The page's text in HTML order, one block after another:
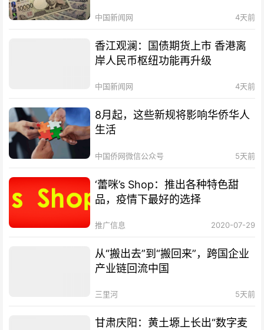
中国新闻网 4天前
香江观澜：国债期货上市 香港离
岸人民币枢纽功能再升级
中国新闻网 4天前
8月起，这些新规将影响华侨华人
生活
中国侨网微信公众号 5天前
‘蕾咪’s Shop：推出各种特色甜
品，疫情下最好的选择
推广信息 2020-07-29
从“搬出去”到“搬回来”，跨国企业
产业链回流中国
三里河 5天前
甘肃庆阳：黄土塬上长出“数字麦